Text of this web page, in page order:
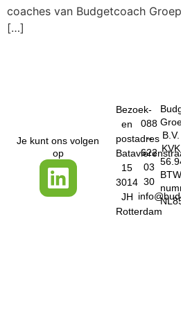
coaches van Budgetcoach
[…]
Je kunt ons volgen
op
Bezoek-
en
postadres
15
3014
JH
Rotterdam
088
–
622
03
30
B.V.
KVK